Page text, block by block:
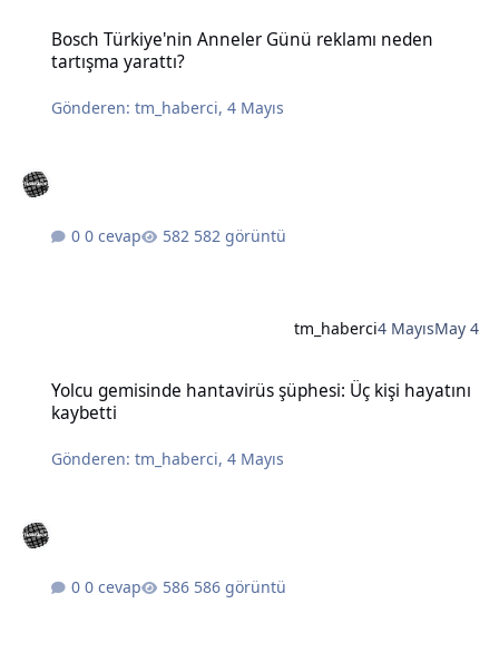
Bosch Türkiye'nin Anneler Günü reklamı neden
tartışma yarattı?
Gönderen:tm_haberci,4 Mayıs
0 cevap 582 görüntü
tm_haberci4 MayısMay 4
Yolcu gemisinde hantavirüs şüphesi: Üç kişi hayatını
kaybetti
Gönderen:tm_haberci,4 Mayıs
0 cevap 586 görüntü